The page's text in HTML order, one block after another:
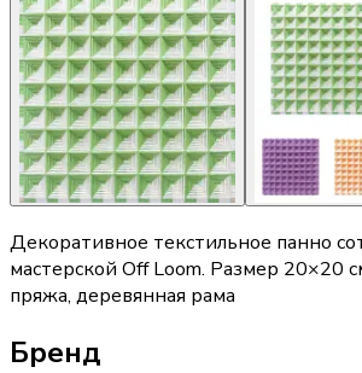
Декоративное текстильное панно
мастерской Off Loom. Размер 20×20
пряжа, деревянная рама
Бренд